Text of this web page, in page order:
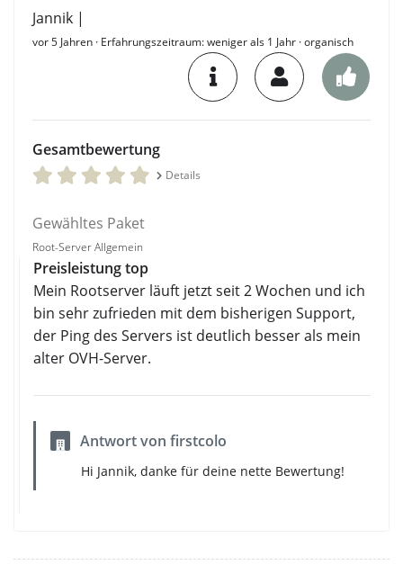
Jannik |
vor 5 Jahren · Erfahrungszeitraum: weniger als 1 Jahr · organisch
Gesamtbewertung
Details
Gewähltes Paket
Root-Server Allgemein
Preisleistung top
Mein Rootserver läuft jetzt seit 2 Wochen und ich
bin sehr zufrieden mit dem bisherigen Support,
der Ping des Servers ist deutlich besser als mein
alter OVH-Server.
Antwort von firstcolo
Hi Jannik, danke für deine nette Bewertung!